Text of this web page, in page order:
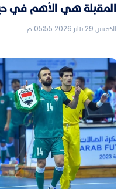
المقبلة هي الأهم في
الخميس 29 يناير 2026 05:55 م